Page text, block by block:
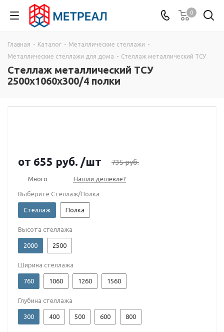
0
Главная - Каталог - Металлические стеллажи -
Металлические стеллажи для дома - Стеллаж металлический ТСУ
Стеллаж металлический ТСУ
2500x1060x300/4 полки
от 655 руб. /шт 735 руб.
Много Нашли дешевле?
Выберите Стеллаж/Полка
Стеллаж Полка
Высота стеллажа
2000 2500
Ширина стеллажа
760 1060 1260 1560
Глубина стеллажа
300 400 500 600 800